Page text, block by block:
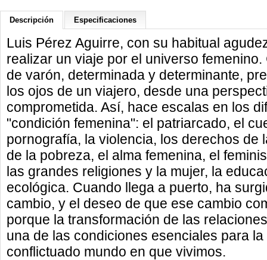
Descripción Especificaciones
Luis Pérez Aguirre, con su habitual
realizar un viaje por el universo
de varón, determinada y determinante,
los ojos de un viajero, desde una
comprometida. Así, hace escalas en los
"condición femenina": el patriarcado, el
pornografía, la violencia, los derechos de
de la pobreza, el alma femenina, el
las grandes religiones y la mujer, la
ecológica. Cuando llega a puerto, ha
cambio, y el deseo de que ese cambio
porque la transformación de las
una de las condiciones esenciales para
conflictuado mundo en que vivimos.